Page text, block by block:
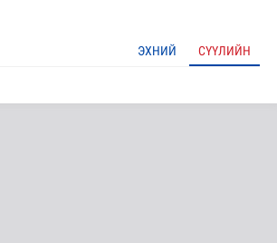
ЭХНИЙ СҮҮЛИЙН